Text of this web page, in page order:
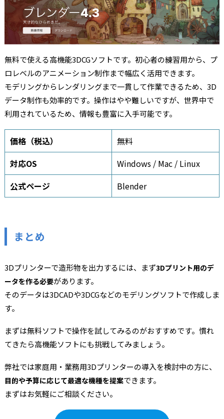
無料で使える高機能3DCGソフトです。初心者の練習用から、プ
ロレベルのアニメーション制作まで幅広く活用できます。
モデリングからレンダリングまで一貫して作業できるため、3D
データ制作も効率的です。操作はやや難しいですが、世界中で
利用されているため、情報も豊富に入手可能です。
価格（税込）
無料
対応OS
Windows / Mac / Linux
公式ページ
Blender
まとめ
3Dプリンターで造形物を出力するには、まず3Dプリント用のデ
ータを作る必要があります。
そのデータは3DCADや3DCGなどのモデリングソフトで作成しま
す。
まずは無料ソフトで操作を試してみるのがおすすめです。慣れ
てきたら高機能ソフトにも挑戦してみましょう。
弊社では家庭用・業務用3Dプリンターの導入を検討中の方に、
目的や予算に応じて最適な機種を提案できます。
まずはお気軽にご相談ください。